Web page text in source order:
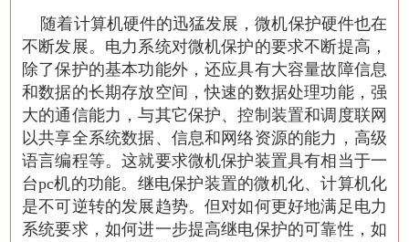
随着计算机硬件的迅猛发展，微机保护硬件也在
不断发展。电力系统对微机保护的要求不断提高，
除了保护的基本功能外，还应具有大容量故障信息
和数据的长期存放空间，快速的数据处理功能，强
大的通信能力，与其它保护、控制装置和调度联网
以共享全系统数据、信息和网络资源的能力，高级
语言编程等。这就要求微机保护装置具有相当于一
台pc机的功能。继电保护装置的微机化、计算机化
是不可逆转的发展趋势。但对如何更好地满足电力
系统要求，如何进一步提高继电保护的可靠性，如